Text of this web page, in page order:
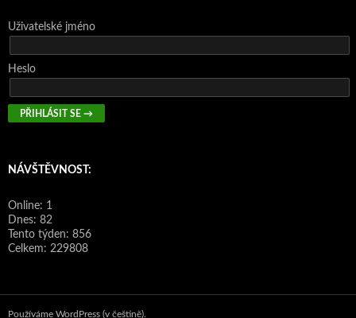
Uživatelské jméno
Heslo
NÁVŠTĚVNOST:
Online: 1
Dnes: 82
Tento týden: 856
Celkem: 229808
Používáme WordPress (v češtině).